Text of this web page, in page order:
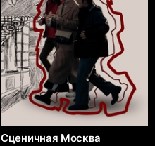
Сценичная Москва